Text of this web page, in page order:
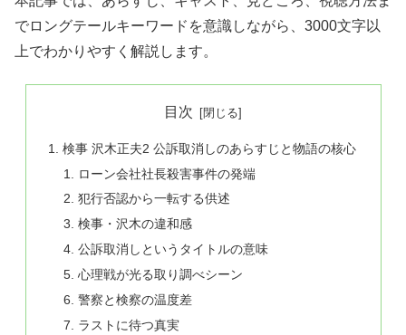
でロングテールキーワードを意識しながら、3000文字以
上でわかりやすく解説します。
目次
検事 沢木正夫2 公訴取消しのあらすじと物語の核心
ローン会社社長殺害事件の発端
犯行否認から一転する供述
検事・沢木の違和感
公訴取消しというタイトルの意味
心理戦が光る取り調べシーン
警察と検察の温度差
ラストに待つ真実